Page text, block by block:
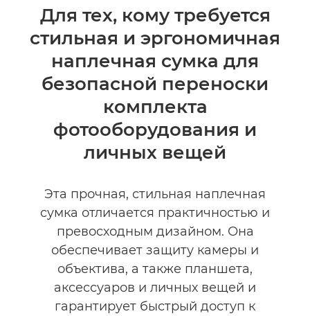
Общая информация
Технические характеристики
Отзывы
Для тех, кому требуется
стильная и эргономичная
наплечная сумка для
безопасной переноски
комплекта
фотооборудования и
личных вещей
Эта прочная, стильная наплечная
сумка отличается практичностью и
превосходным дизайном. Она
обеспечивает защиту камеры и
объектива, а также планшета,
аксессуаров и личных вещей и
гарантирует быстрый доступ к